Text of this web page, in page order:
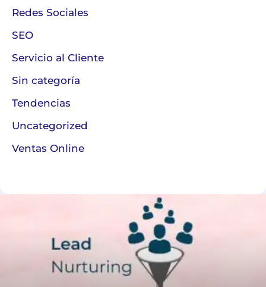
Redes Sociales
SEO
Servicio al Cliente
Sin categoría
Tendencias
Uncategorized
Ventas Online